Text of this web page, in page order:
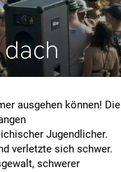
ausgehen können! Die
Jugendlicher.
verletzte sich schwer.
schwerer